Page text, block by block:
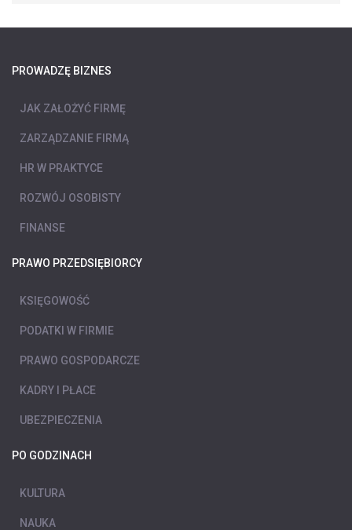
PROWADZĘ BIZNES
JAK ZAŁOŻYĆ FIRMĘ
ZARZĄDZANIE FIRMĄ
HR W PRAKTYCE
ROZWÓJ OSOBISTY
FINANSE
PRAWO PRZEDSIĘBIORCY
KSIĘGOWOŚĆ
PODATKI W FIRMIE
PRAWO GOSPODARCZE
KADRY I PŁACE
UBEZPIECZENIA
PO GODZINACH
KULTURA
NAUKA